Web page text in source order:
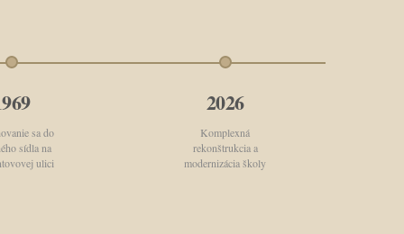
sa do
sídla na
ulici
2026
Komplexná
rekonštrukcia a
modernizácia školy